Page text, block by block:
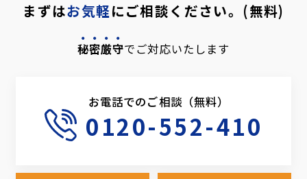
まずはお気軽にご相談ください。(無料)
秘密厳守でご対応いたします
お電話でのご相談（無料）
0120-552-410